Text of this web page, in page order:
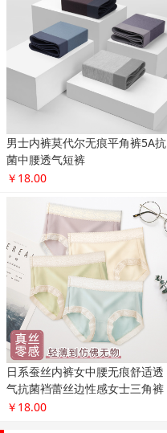
男士内裤莫代尔无痕平角裤5A抗
菌中腰透气短裤
￥18.00
日系蚕丝内裤女中腰无痕舒适透
气抗菌裆蕾丝边性感女士三角裤
￥18.00